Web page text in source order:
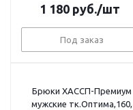
1 180руб./шт
Под заказ
Брюки ХАССП-Премиум
мужские тк.Оптима,160,